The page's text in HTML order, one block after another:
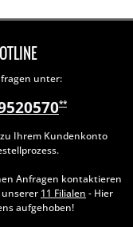
unter:
**
Ihrem Kundenkonto
Anfragen kontaktieren
unserer 11 Filialen - Hier
aufgehoben!